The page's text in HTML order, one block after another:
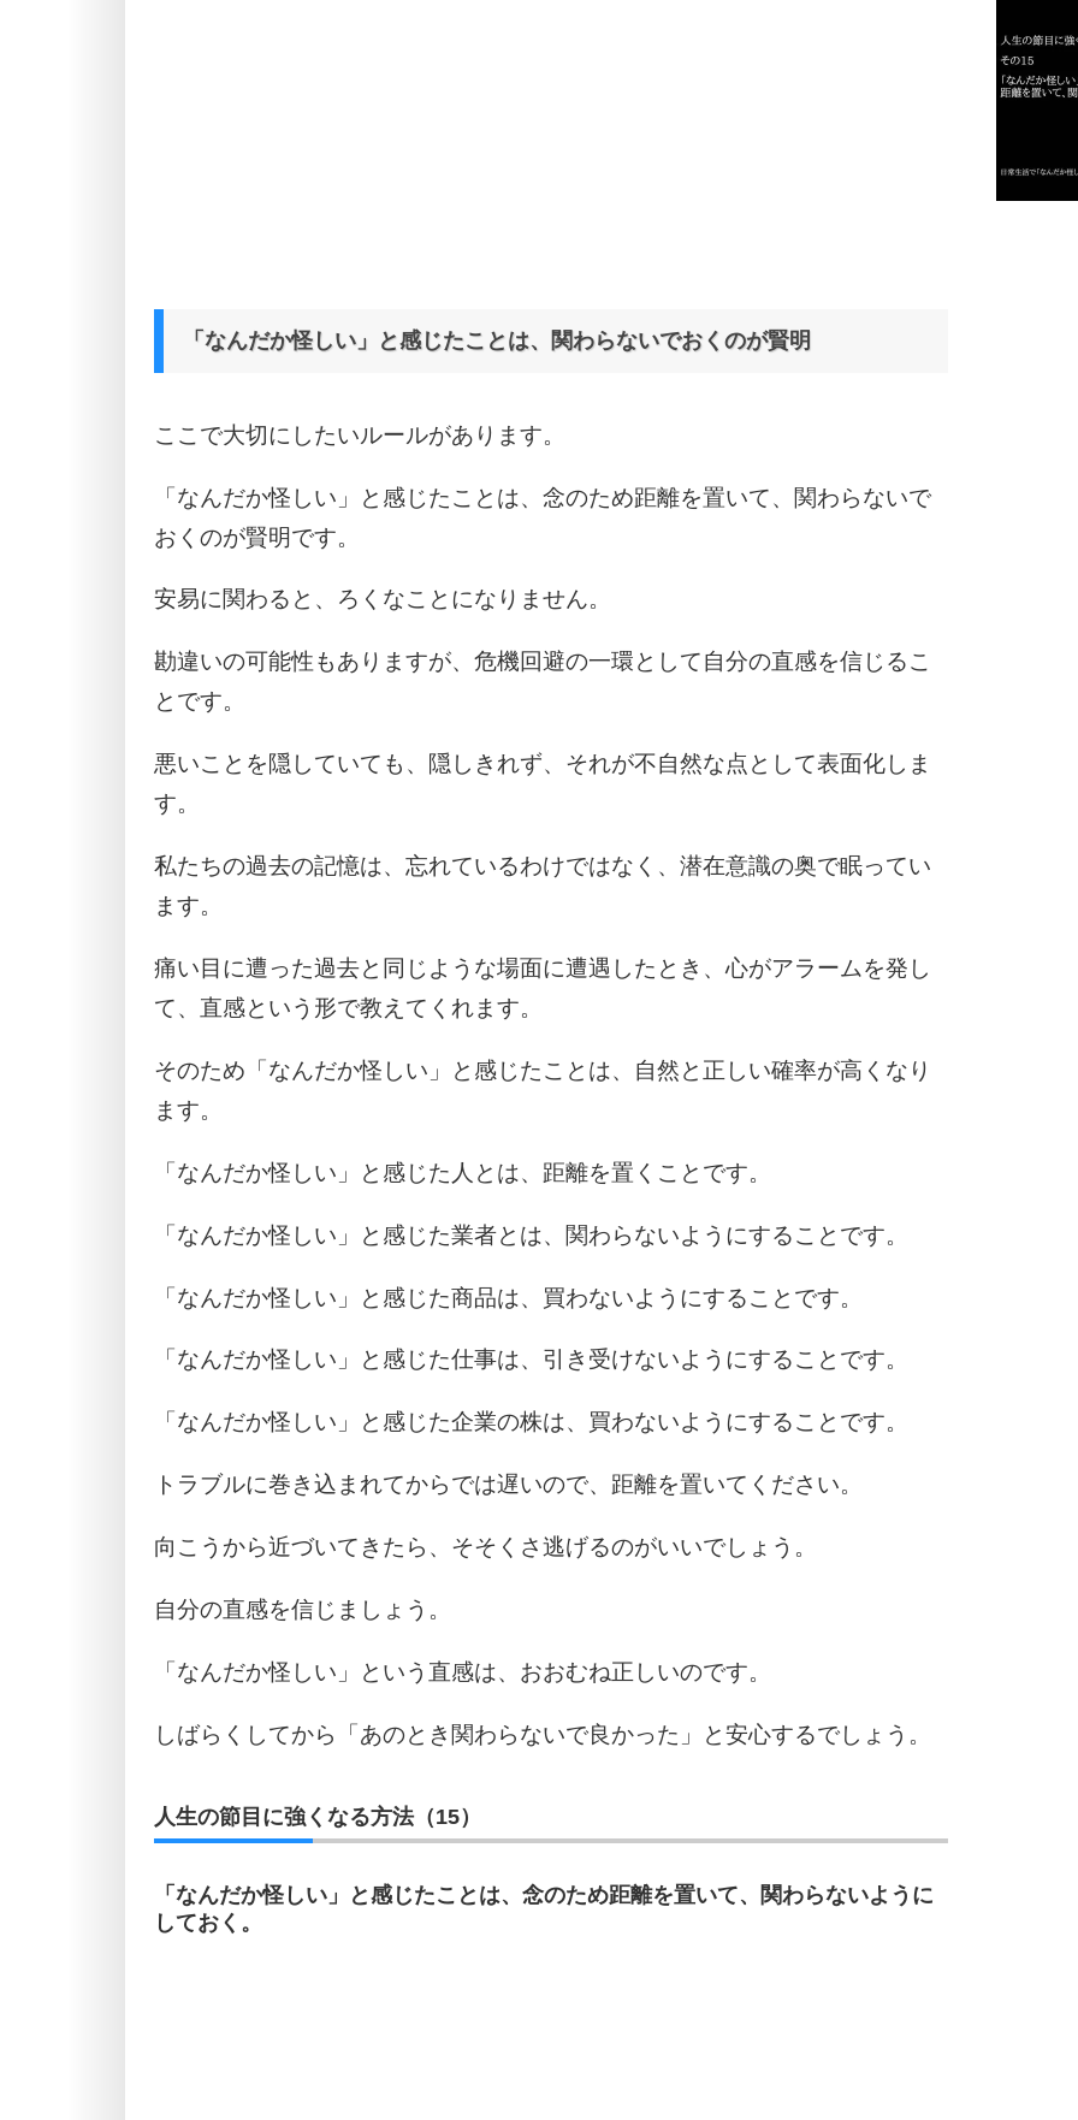
「なんだか怪しい」と感じたことは、関わらないでおくのが賢明
ここで大切にしたいルールがあります。
「なんだか怪しい」と感じたことは、念のため距離を置いて、関わらないで
おくのが賢明です。
安易に関わると、ろくなことになりません。
勘違いの可能性もありますが、危機回避の一環として自分の直感を信じるこ
とです。
悪いことを隠していても、隠しきれず、それが不自然な点として表面化しま
す。
私たちの過去の記憶は、忘れているわけではなく、潜在意識の奥で眠ってい
ます。
痛い目に遭った過去と同じような場面に遭遇したとき、心がアラームを発し
て、直感という形で教えてくれます。
そのため「なんだか怪しい」と感じたことは、自然と正しい確率が高くなり
ます。
「なんだか怪しい」と感じた人とは、距離を置くことです。
「なんだか怪しい」と感じた業者とは、関わらないようにすることです。
「なんだか怪しい」と感じた商品は、買わないようにすることです。
「なんだか怪しい」と感じた仕事は、引き受けないようにすることです。
「なんだか怪しい」と感じた企業の株は、買わないようにすることです。
トラブルに巻き込まれてからでは遅いので、距離を置いてください。
向こうから近づいてきたら、そそくさ逃げるのがいいでしょう。
自分の直感を信じましょう。
「なんだか怪しい」という直感は、おおむね正しいのです。
しばらくしてから「あのとき関わらないで良かった」と安心するでしょう。
人生の節目に強くなる方法（15）
「なんだか怪しい」と感じたことは、念のため距離を置いて、関わらないように
しておく。
3